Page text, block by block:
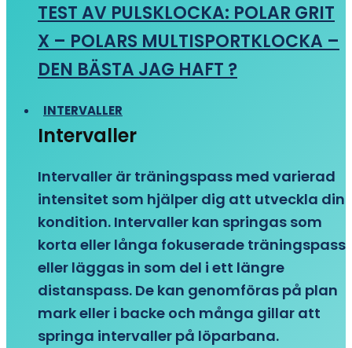
TEST AV PULSKLOCKA: POLAR GRIT
X – POLARS MULTISPORTKLOCKA –
DEN BÄSTA JAG HAFT ?
INTERVALLER
Intervaller
Intervaller är träningspass med varierad
intensitet som hjälper dig att utveckla din
kondition. Intervaller kan springas som
korta eller långa fokuserade träningspass
eller läggas in som del i ett längre
distanspass. De kan genomföras på plan
mark eller i backe och många gillar att
springa intervaller på löparbana.